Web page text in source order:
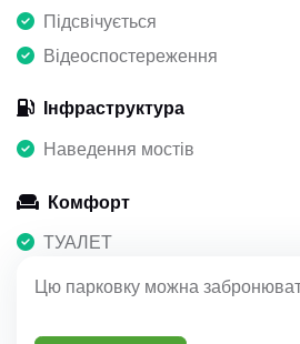
Підсвічується
Відеоспостереження
Інфраструктура
Наведення мостів
Комфорт
ТУАЛЕТ
Цю парковку можна